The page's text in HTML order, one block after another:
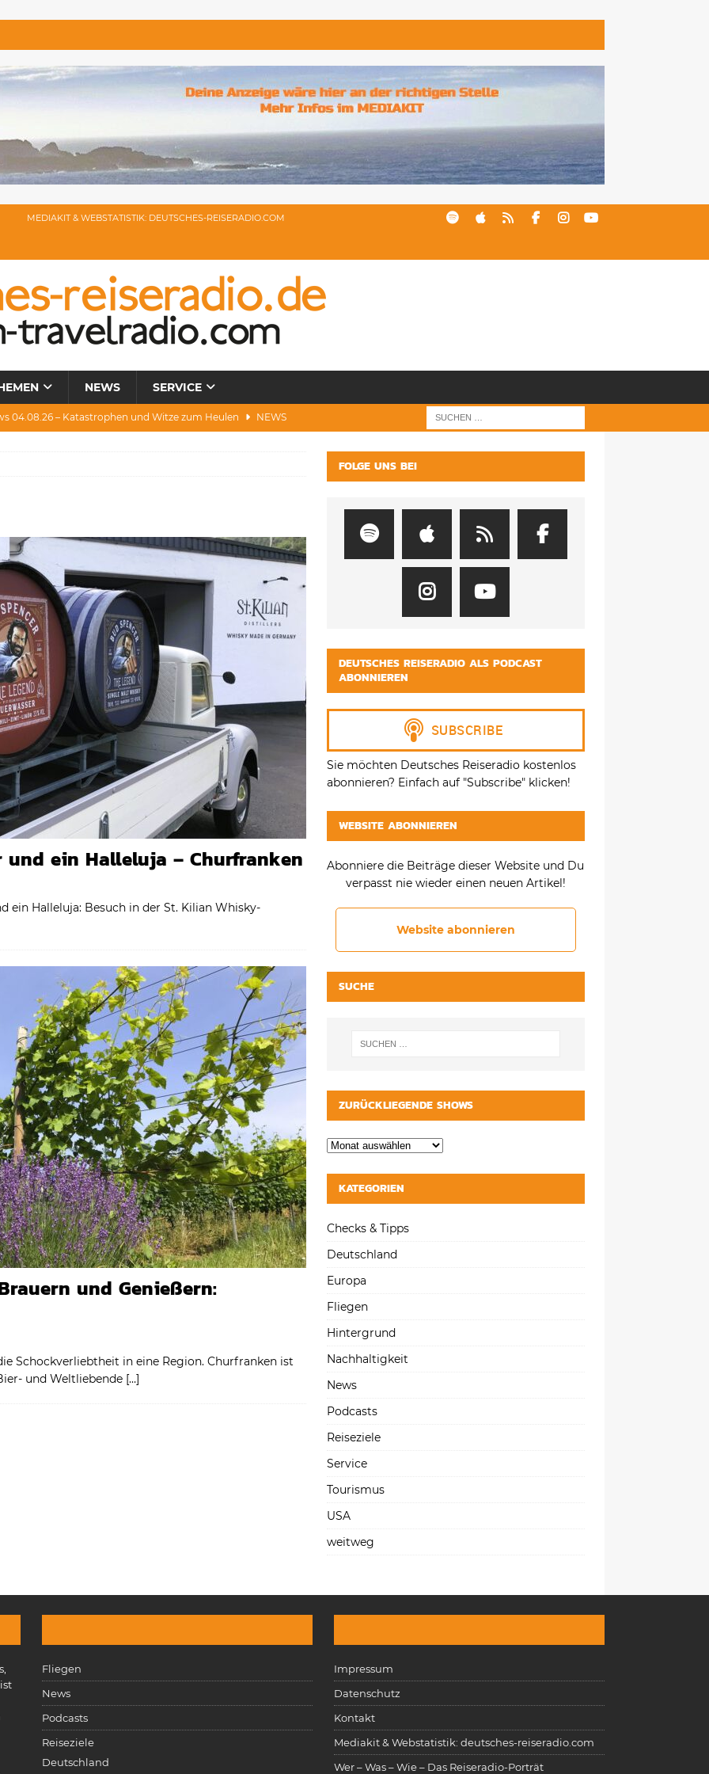
MEDIAKIT & WEBSTATISTIK: DEUTSCHES-REISERADIO.COM
NEWS SERVICE
04.08.26 – Katastrophen und Witze zum Heulen NEWS
– Umwelt, Politik, Protest & Warnung
und ein Halleluja – Churfranken
ein Halleluja: Besuch in der St. Kilian Whisky-
und Genießern:
Schockverliebtheit in eine Region. Churfranken ist
und Weltliebende […]
FOLGE UNS BEI
DEUTSCHES REISERADIO ALS PODCAST
ABONNIEREN
Sie möchten Deutsches Reiseradio kostenlos
abonnieren? Einfach auf "Subscribe" klicken!
WEBSITE ABONNIEREN
Abonniere die Beiträge dieser Website und Du
verpasst nie wieder einen neuen Artikel!
Website abonnieren
SUCHE
ZURÜCKLIEGENDE SHOWS
KATEGORIEN
Checks & Tipps
Deutschland
Europa
Fliegen
Hintergrund
Nachhaltigkeit
News
Podcasts
Reiseziele
Service
Tourismus
USA
weitweg
Fliegen
News
Podcasts
Reiseziele
Deutschland
Impressum
Datenschutz
Kontakt
Mediakit & Webstatistik: deutsches-reiseradio.com
Wer – Was – Wie – Das Reiseradio-Porträt